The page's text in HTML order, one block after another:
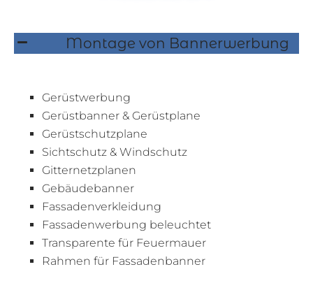
Montage von Bannerwerbung
Gerüstwerbung
Gerüstbanner & Gerüstplane
Gerüstschutzplane
Sichtschutz & Windschutz
Gitternetzplanen
Gebäudebanner
Fassadenverkleidung
Fassadenwerbung beleuchtet
Transparente für Feuermauer
Rahmen für Fassadenbanner